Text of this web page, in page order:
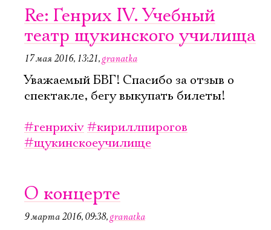
Re: Генрих IV. Учебный
театр щукинского училища
17 мая 2016, 13:21,granatka
Уважаемый БВГ! Спасибо за отзыв о
спектакле, бегу выкупать билеты!
#генрихiv#кириллпирогов
#щукинскоеучилище
О концерте
9 марта 2016, 09:38,granatka